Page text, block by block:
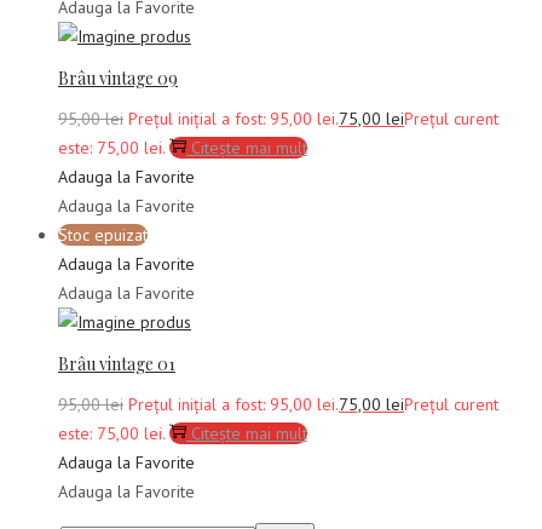
Adauga la Favorite
Brâu vintage 09
95,00lei Prețul inițial a fost: 95,00 lei.75,00 leiPrețul curent
este: 75,00 lei.
Citește mai mult
Adauga la Favorite
Adauga la Favorite
Stoc epuizat
Adauga la Favorite
Adauga la Favorite
Brâu vintage 01
95,00lei Prețul inițial a fost: 95,00 lei.75,00 leiPrețul curent
este: 75,00 lei.
Citește mai mult
Adauga la Favorite
Adauga la Favorite